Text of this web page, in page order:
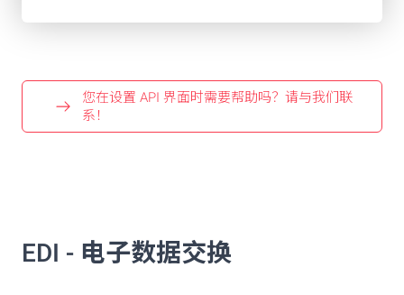
您在设置 API 界面时需要帮助吗？请与我们联
系！
EDI - 电子数据交换